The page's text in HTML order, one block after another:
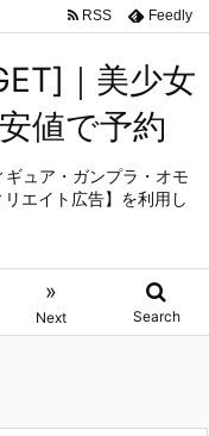
｜美少女
値で予約
ュア・ガンプラ・オモ
エイト広告】を利用し
»
Next Search
RSS Feedly